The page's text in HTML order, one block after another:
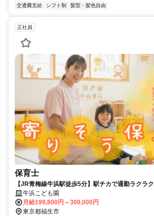
交通費支給 シフト制 髪型・髪色自由
正社員
保育士
【JR青梅線牛浜駅徒歩5分】駅チカで通勤ラクラク
牛浜こども園
月給199,800円～300,000円
東京都福生市